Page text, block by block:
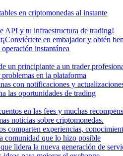
en criptomonedas al instante
API y tu infraestructura de trading!
¡Conviértete en embajador y obtén
instantánea
un principiante a un trader
en la plataforma
con notificaciones y
las oportunidades de trading
en las fees y muchas
noticias sobre criptomonedas.
comparten experiencias,
comunidad que lo hizo posible
lidera la nueva generación de